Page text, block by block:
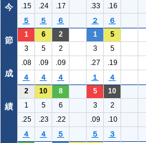
.15
.24 .17 .33
.16
５
５ ６ ２ ６
1 6 2 1
5
3
5 2 3
5
.08
.09 .09 .27
.19
４
４ ４ １ ４
2 10 8 5
10
1
5 6 3
2
.25
.23 .22 .09
.10
４
４ ５ ５ ３
今
節
成
績